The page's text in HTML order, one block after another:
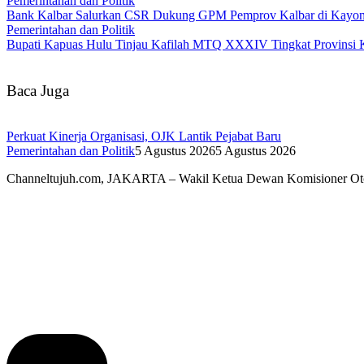
Bank Kalbar Salurkan CSR Dukung GPM Pemprov Kalbar di
Pemerintahan dan Politik
Bupati Kapuas Hulu Tinjau Kafilah MTQ XXXIV Tingkat Provinsi
Baca Juga
Perkuat Kinerja Organisasi, OJK Lantik Pejabat Baru
Pemerintahan dan Politik5 Agustus 20265 Agustus 2026
Channeltujuh.com, JAKARTA – Wakil Ketua Dewan Komisioner